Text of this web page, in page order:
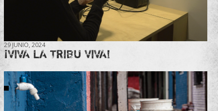
29 JUNIO, 2024
¡VIVA LA TRIBU VIVA!